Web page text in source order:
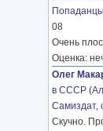
Попаданцы
08
Очень
Оценка:
Олег
в СССР (
Самиздат,
Скучно.